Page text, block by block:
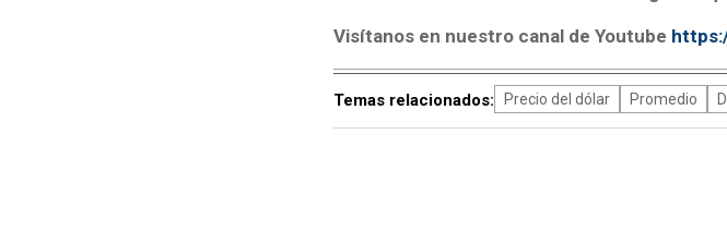
Visítanos en nuestro canal de Youtube
Temas relacionados: Precio del dólar Promedio